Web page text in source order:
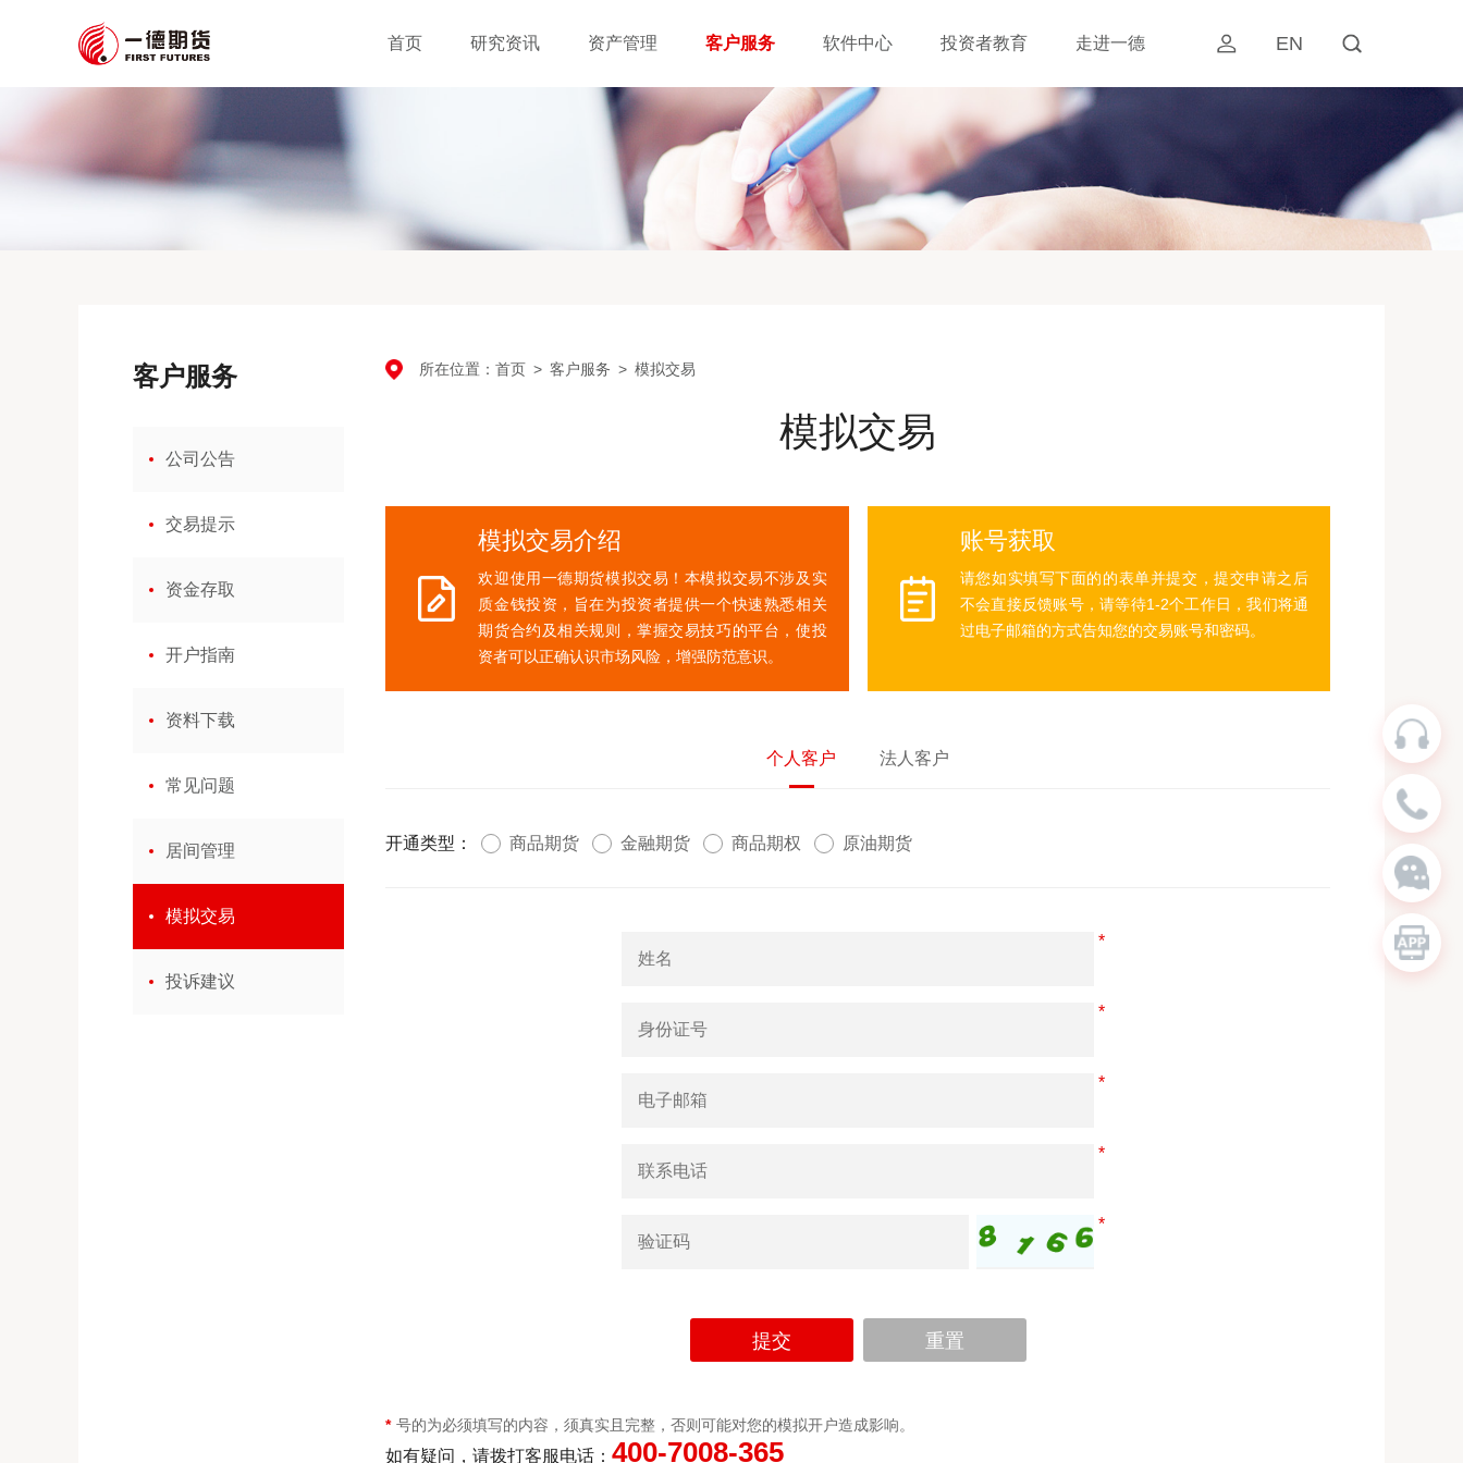
EN
首页 研究资讯 资产管理 客户服务 软件中心 投资者教育 走进一德
客户服务
公司公告
交易提示
资金存取
开户指南
资料下载
常见问题
居间管理
模拟交易
投诉建议
所在位置：首页 >客户服务 >模拟交易
模拟交易
模拟交易介绍
欢迎使用一德期货模拟交易！本模拟交易不涉及实
质金钱投资，旨在为投资者提供一个快速熟悉相关
期货合约及相关规则，掌握交易技巧的平台，使投
资者可以正确认识市场风险，增强防范意识。
账号获取
请您如实填写下面的的表单并提交，提交申请之后
不会直接反馈账号，请等待1-2个工作日，我们将通
过电子邮箱的方式告知您的交易账号和密码。
个人客户 法人客户
开通类型： 商品期货 金融期货 商品期权 原油期货
*
*
*
*
*
提交 重置
号的为必须填写的内容，须真实且完整，否则可能对您的模拟开户造成影响。
如有疑问，请拨打客服电话：400-7008-365